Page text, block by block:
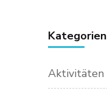
Kategorien
Aktivitäten